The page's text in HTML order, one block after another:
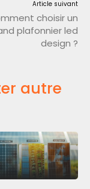
Article suivant
choisir un
plafonnier led
design ?
autre